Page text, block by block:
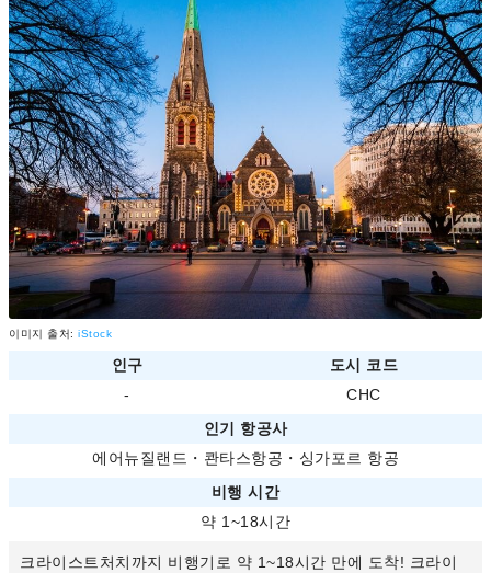
이미지 출처: iStock
인구
도시 코드
-
CHC
인기 항공사
에어뉴질랜드 ・ 콴타스항공 ・ 싱가포르 항공
비행 시간
약 1~18시간
크라이스트처치까지 비행기로 약 1~18시간 만에 도착! 크라이